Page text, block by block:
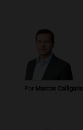
Por Marcos Calligaris